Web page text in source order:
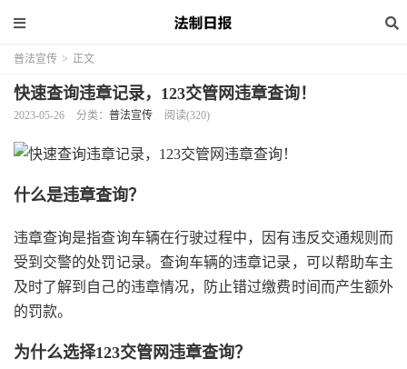
普法宣传 > 正文
快速查询违章记录，123交管网违章查询！
2023-05-26 分类： 普法宣传 阅读(320)
什么是违章查询？
违章查询是指查询车辆在行驶过程中，因有违反交通规则而
受到交警的处罚记录。查询车辆的违章记录，可以帮助车主
及时了解到自己的违章情况，防止错过缴费时间而产生额外
的罚款。
为什么选择123交管网违章查询？